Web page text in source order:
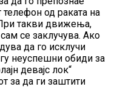
од раката на
такви движења,
се заклучува. Ако
да го исклучи
неуспешни обиди за
девајс лок“
за да ги заштити